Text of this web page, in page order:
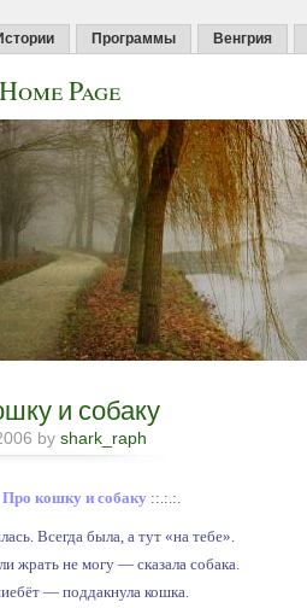
Программы Венгрия
Page
и собаку
by shark_raph
Про кошку и собаку ::.:.:.
Всегда была, а тут «на тебе».
жрать не могу — сказала собака.
— поддакнула кошка.